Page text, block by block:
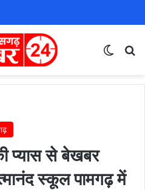
प्यास से बेखबर
स्कूल पामगढ़ में